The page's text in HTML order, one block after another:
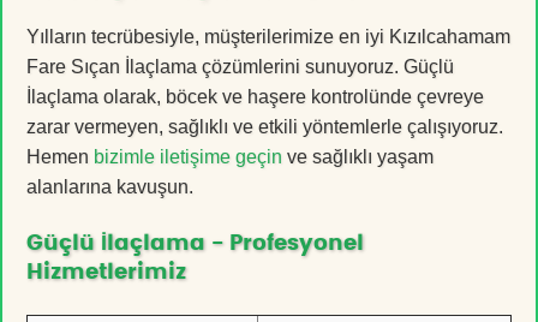
Yılların tecrübesiyle, müşterilerimize en iyi Kızılcahamam
Fare Sıçan İlaçlama çözümlerini sunuyoruz. Güçlü
İlaçlama olarak, böcek ve haşere kontrolünde çevreye
zarar vermeyen, sağlıklı ve etkili yöntemlerle çalışıyoruz.
Hemen bizimle iletişime geçin ve sağlıklı yaşam
alanlarına kavuşun.
Güçlü İlaçlama - Profesyonel
Hizmetlerimiz